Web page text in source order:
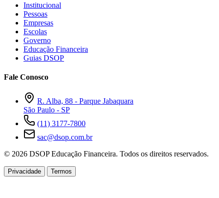
Institucional
Pessoas
Empresas
Escolas
Governo
Educação Financeira
Guias DSOP
Fale Conosco
R. Alba, 88 - Parque Jabaquara
São Paulo - SP
(11) 3177-7800
sac@dsop.com.br
© 2026 DSOP Educação Financeira. Todos os direitos reservados.
Privacidade Termos